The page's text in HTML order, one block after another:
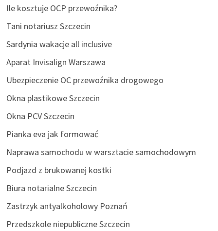
Ile kosztuje OCP przewoźnika?
Tani notariusz Szczecin
Sardynia wakacje all inclusive
Aparat Invisalign Warszawa
Ubezpieczenie OC przewoźnika drogowego
Okna plastikowe Szczecin
Okna PCV Szczecin
Pianka eva jak formować
Naprawa samochodu w warsztacie samochodowym
Podjazd z brukowanej kostki
Biura notarialne Szczecin
Zastrzyk antyalkoholowy Poznań
Przedszkole niepubliczne Szczecin